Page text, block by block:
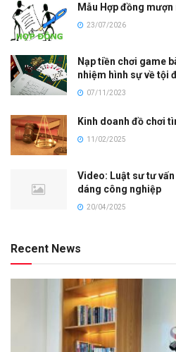
Mẫu Hợp đồng mượn
23/07/2026
Nạp tiền chơi game
nhiệm hình sự về tội
07/11/2023
Kinh doanh đồ chơi
11/02/2025
Video: Luật sư tư
dáng công nghiệp
20/04/2025
Recent News